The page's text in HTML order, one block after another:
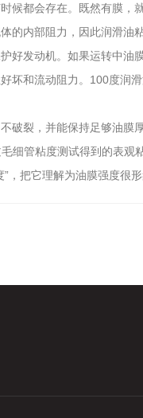
都会存在。既然有膜，
的内部阻力，因此润滑油
发动机。如果运转中油
坏和流动阻力。100度
裂，并能保持足够油膜
细管粘度测试得到的表
，把它理解为油膜强度很形